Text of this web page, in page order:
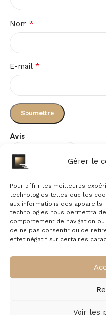
Gérer le
Pour offrir les meilleures
technologies telles que les
aux informations des
technologies nous permettra
comportement de navigation
de ne pas consentir ou de
effet négatif sur certaines
Voir les
Avis
Nom *
E-mail *
Mentions légales